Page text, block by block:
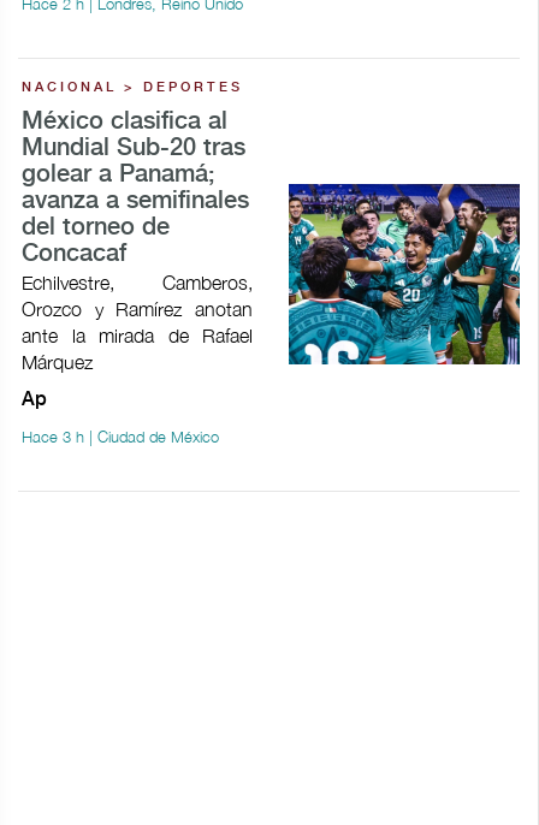
NACIONAL > DEPORTES
México clasifica al
Mundial Sub-20 tras
golear a Panamá;
avanza a semifinales
del torneo de
Concacaf
Echilvestre, Camberos,
Orozco y Ramírez anotan
ante la mirada de Rafael
Márquez
Ap
Hace 3 h | Ciudad de México